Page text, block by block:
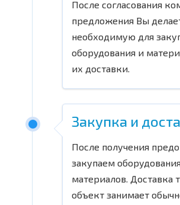
После согласования
предложения Вы
необходимую для
оборудования и
их доставки.
Закупка и
После получения
закупаем
материалов. Доставка
объект занимает